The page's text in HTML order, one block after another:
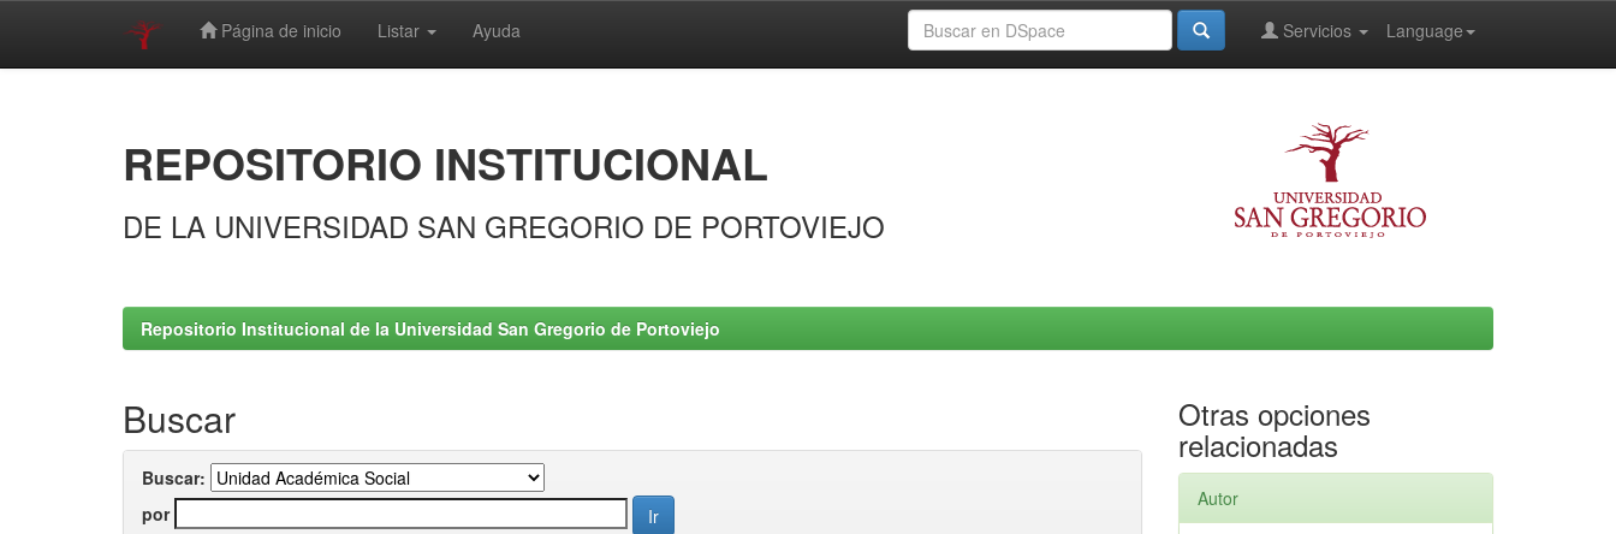
Página de inicio Listar Ayuda Language
Servicios
REPOSITORIO INSTITUCIONAL
DE LA UNIVERSIDAD SAN GREGORIO DE PORTOVIEJO
Repositorio Institucional de la Universidad San Gregorio de Portoviejo
Buscar
Buscar:
por
Otras opciones
relacionadas
Autor